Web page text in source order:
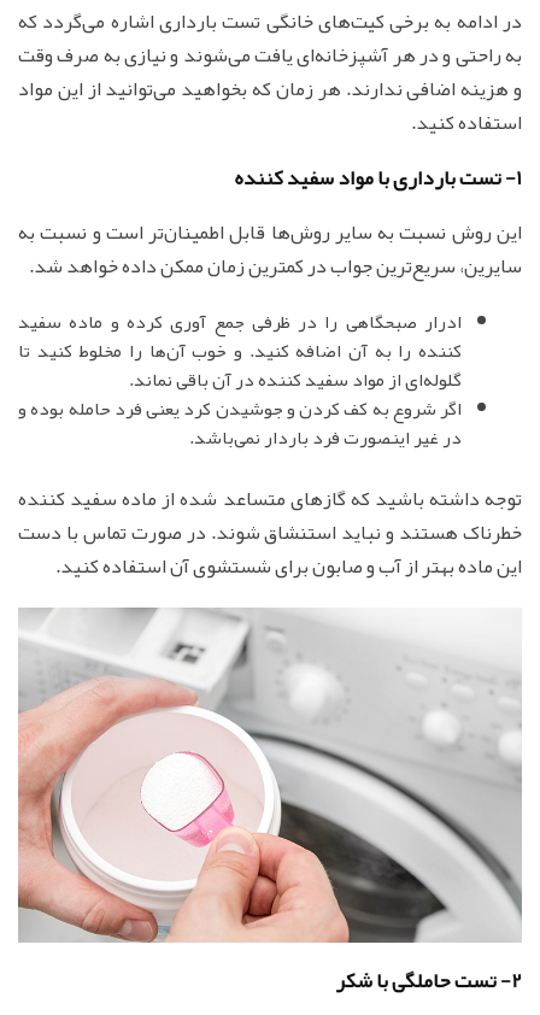
در ادامه به برخی کیت‌های خانگی تست بارداری اشاره می‌گردد که
به راحتی و در هر آشپزخانه‌ای یافت می‌شوند و نیازی به صرف وقت
و هزینه اضافی ندارند. هر زمان که بخواهید می‌توانید از این مواد
استفاده کنید.
1- تست بارداری با مواد سفید کننده
این روش نسبت به سایر روش‌ها قابل اطمینان‌تر است و نسبت به
سایرین، سریع‌ترین جواب در کمترین زمان ممکن داده خواهد شد.
ادرار صبحگاهی را در ظرفی جمع آوری کرده و ماده سفید
کننده را به آن اضافه کنید. و خوب آن‌ها را مخلوط کنید تا
گلوله‌ای از مواد سفید کننده در آن باقی نماند.
اگر شروع به کف کردن و جوشیدن کرد یعنی فرد حامله بوده و
در غیر اینصورت فرد باردار نمی‌باشد.
توجه داشته باشید که گازهای متساعد شده از ماده سفید کننده
خطرناک هستند و نباید استنشاق شوند. در صورت تماس با دست
این ماده بهتر از آب و صابون برای شستشوی آن استفاده کنید.
2- تست حاملگی با شکر